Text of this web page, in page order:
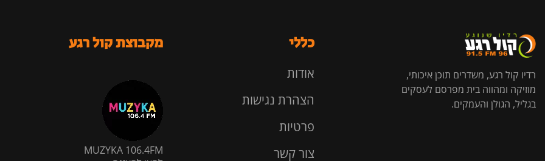
רדיו קול רגע, משדרים תוכן איכותי,
מוזיקה ומהווה בית מפרסם לעסקים
בגליל, הגולן והעמקים.
כללי
אודות
הצהרת נגישות
פרטיות
צור קשר
מקבוצת קול רגע
MUZYKA 106.4FM